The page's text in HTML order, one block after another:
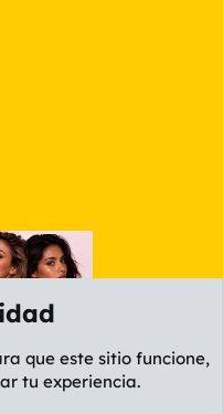
que este sitio funcione,
tu experiencia.